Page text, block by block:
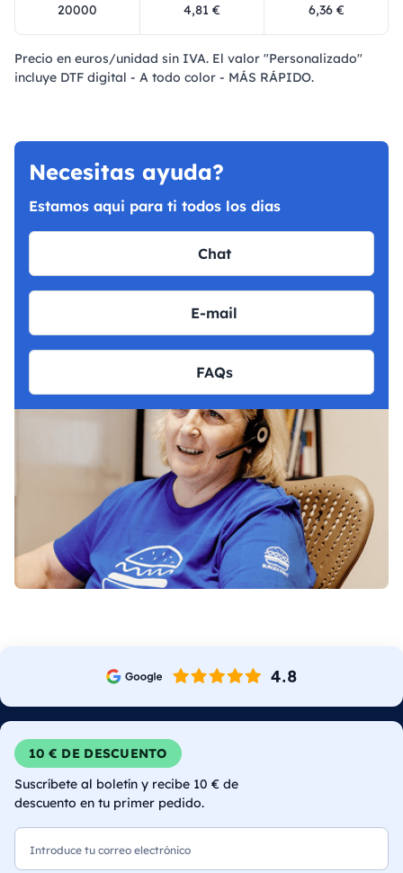
20000 4,81 € 6,36 €
Precio en euros/unidad sin IVA. El valor "Personalizado"
incluye DTF digital - A todo color - MÁS RÁPIDO.
Necesitas ayuda?
Estamos aqui para ti todos los dias
Chat
E-mail
FAQs
10 € DE DESCUENTO
Suscríbete al boletín y recibe 10 € de
descuento en tu primer pedido.